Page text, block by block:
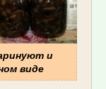
и
виде